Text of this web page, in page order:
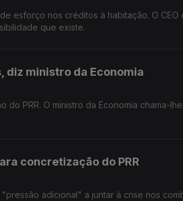
esforço nos créditos à habitação. O CEO
que existe.
diz ministro da Economia
do PRR. O ministro da Economia chama-
concretização do PRR
adicional" a juntar à crise nos